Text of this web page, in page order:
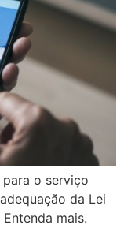
o serviço
da Lei
mais.